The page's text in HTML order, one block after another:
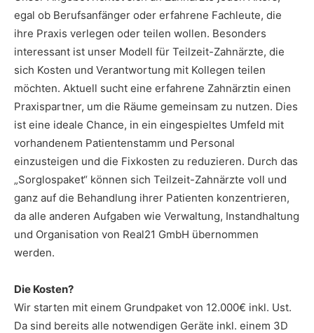
egal ob Berufsanfänger oder erfahrene Fachleute, die
ihre Praxis verlegen oder teilen wollen. Besonders
interessant ist unser Modell für Teilzeit-Zahnärzte, die
sich Kosten und Verantwortung mit Kollegen teilen
möchten. Aktuell sucht eine erfahrene Zahnärztin einen
Praxispartner, um die Räume gemeinsam zu nutzen. Dies
ist eine ideale Chance, in ein eingespieltes Umfeld mit
vorhandenem Patientenstamm und Personal
einzusteigen und die Fixkosten zu reduzieren. Durch das
„Sorglospaket“ können sich Teilzeit-Zahnärzte voll und
ganz auf die Behandlung ihrer Patienten konzentrieren,
da alle anderen Aufgaben wie Verwaltung, Instandhaltung
und Organisation von Real21 GmbH übernommen
werden.
Die Kosten?
Wir starten mit einem Grundpaket von 12.000€ inkl. Ust.
Da sind bereits alle notwendigen Geräte inkl. einem 3D